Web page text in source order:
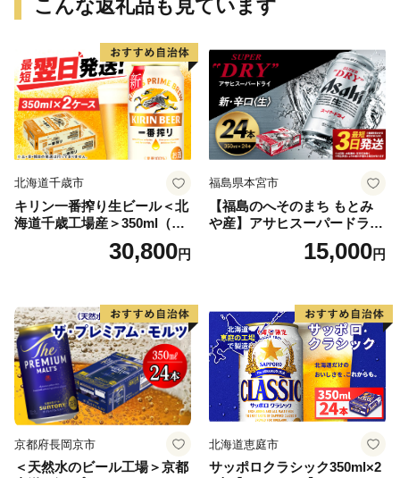
こんな返礼品も見ています
北海道千歳市
キリン一番搾り生ビール＜北
海道千歳工場産＞350ml（24
30,800円
福島県本宮市
【福島のへそのまち もとみ
や産】アサヒスーパードライ
350ml×24本 合計8.4L 1ケー
ス アルコール度数5% 缶ビー
口 送料無料 カメイ 本宮市
【07214-0206】
15,000円
京都府長岡京市
＜天然水のビール工場＞京都
北海道恵庭市
サッポロクラシック350ml×2